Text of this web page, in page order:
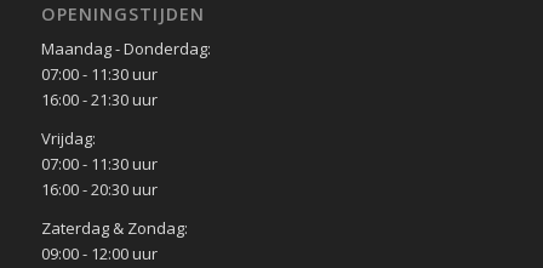
OPENINGSTIJDEN
Maandag - Donderdag:
07:00 - 11:30 uur
16:00 - 21:30 uur
Vrijdag:
07:00 - 11:30 uur
16:00 - 20:30 uur
Zaterdag & Zondag:
09:00 - 12:00 uur